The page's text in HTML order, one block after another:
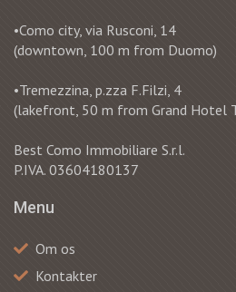
•Como city, via Rusconi, 14
(downtown, 100 m from Duomo)
•Tremezzina, p.zza F.Filzi, 4
(lakefront, 50 m from Grand Hotel
Best Como Immobiliare S.r.l.
P.IVA. 03604180137
Menu
Om os
Kontakter